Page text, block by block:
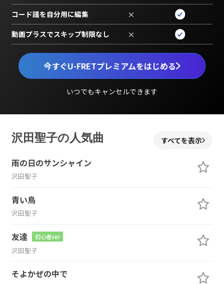
今すぐU-FRETプレミアムをはじめる
いつでもキャンセルできます
コード譜を自分用に編集 ×
動画プラスでスキップ制限なし ×
沢田聖子の人気曲 すべてを表示
雨の日のサンシャイン
沢田聖子
青い鳥
沢田聖子
友達 初心者ver
沢田聖子
そよかぜの中で